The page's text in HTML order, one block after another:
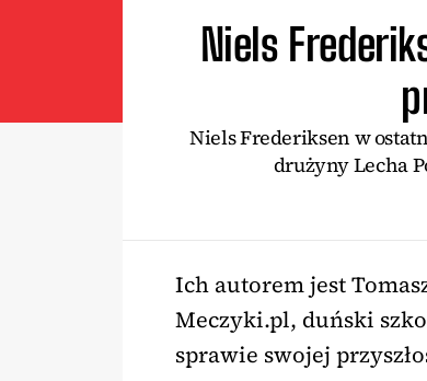
Niels
Niels Frederiksen w
drużyny Lecha
Ich autorem jest
Meczyki.pl, duński
sprawie swojej